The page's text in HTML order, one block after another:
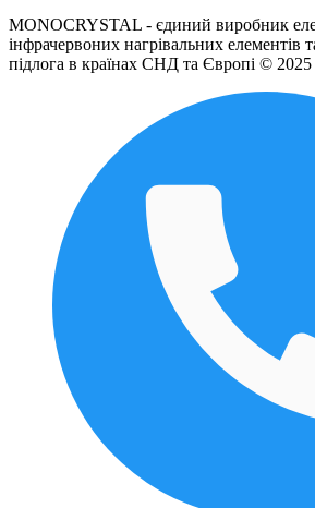
MONOCRYSTAL - єдиний виробник
інфрачервоних нагрівальних елементів
підлога в країнах СНД та Європі © 2025